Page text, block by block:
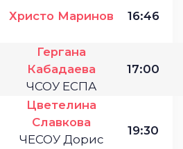
Христо Маринов 16:46
Гергана
Кабадаева
ЧСОУ ЕСПА
17:00
Цветелина
Славкова
ЧЕСОУ Дорис
19:30